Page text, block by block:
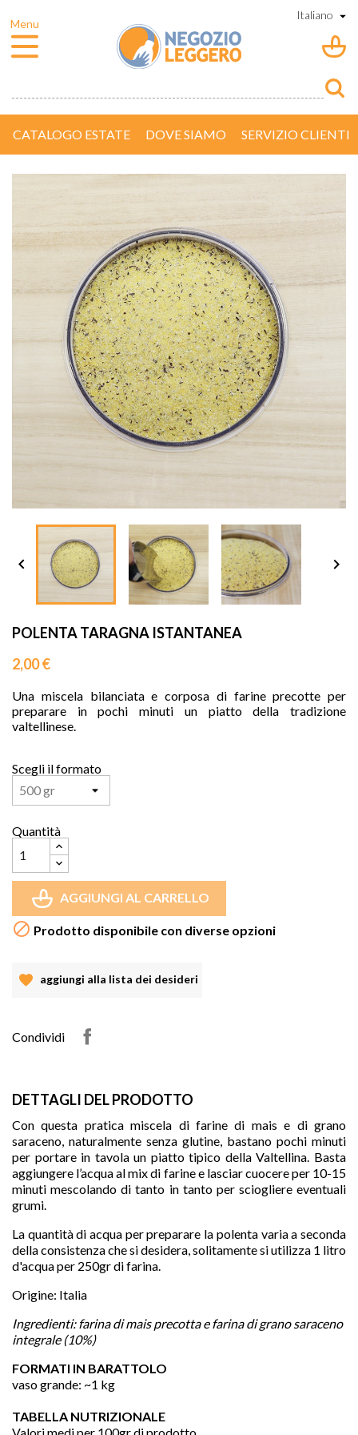

CATALOGO ESTATE DOVE SIAMO SERVIZIO CLIENTI
 
POLENTA TARAGNA ISTANTANEA
2,00 €
Una miscela bilanciata e corposa di farine precotte per
preparare in pochi minuti un piatto della tradizione
valtellinese.
Scegli il formato
Quantità
AGGIUNGI AL CARRELLO
 Prodotto disponibile con diverse opzioni
favorite
aggiungi alla lista dei desideri
Condividi
DETTAGLI DEL PRODOTTO
Con questa pratica miscela di farine di mais e di grano
saraceno, naturalmente senza glutine, bastano pochi minuti
per portare in tavola un piatto tipico della Valtellina. Basta
aggiungere l’acqua al mix di farine e lasciar cuocere per 10-15
minuti mescolando di tanto in tanto per sciogliere eventuali
grumi.
La quantità di acqua per preparare la polenta varia a seconda
della consistenza che si desidera, solitamente si utilizza 1 litro
d'acqua per 250gr di farina.
Origine: Italia
Ingredienti: farina di mais precotta e farina di grano saraceno
integrale (10%)
FORMATI IN BARATTOLO
vaso grande: ~1 kg
TABELLA NUTRIZIONALE
Valori medi per 100gr di prodotto